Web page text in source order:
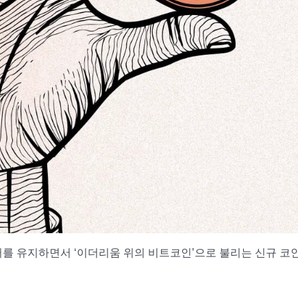
유지하면서 ‘이더리움 위의 비트코인’으로 불리는 신규 코